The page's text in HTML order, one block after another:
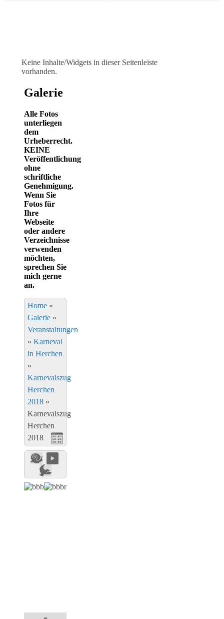
Keine Inhalte/Widgets in dieser Seitenleiste
vorhanden.
Galerie
Alle Fotos
unterliegen
dem
Urheberrecht.
KEINE
Veröffentlichung
ohne
schriftliche
Genehmigung.
Wenn Sie
Fotos für
Ihre
Webseite
oder andere
Verzeichnisse
verwenden
möchten,
sprechen Sie
mich gerne
an.
Home »
Galerie »
Veranstaltungen
» Karneval
in Herchen
»
Karnevalszug
Herchen
2018 »
Karnevalszug
Herchen
2018